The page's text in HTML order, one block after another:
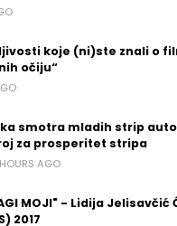
koje (ni)ste znali o
očiju“
smotra mladih strip
za prosperitet stripa
AGO
MOJI" - Lidija Jelisavčić
2017